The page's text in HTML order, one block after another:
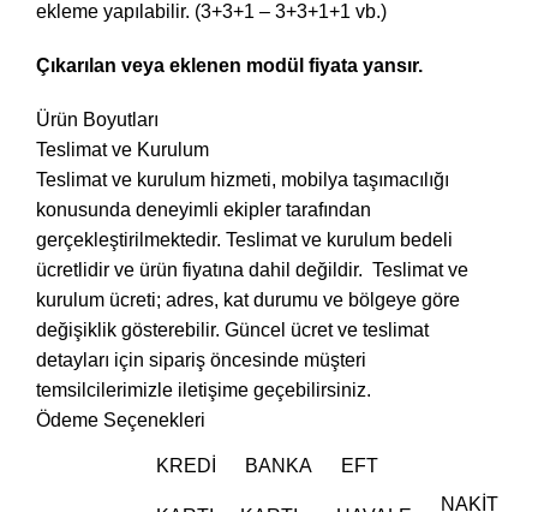
ekleme yapılabilir. (3+3+1 – 3+3+1+1 vb.)
Çıkarılan veya eklenen modül fiyata yansır.
Ürün Boyutları
Teslimat ve Kurulum
Teslimat ve kurulum hizmeti, mobilya taşımacılığı
konusunda deneyimli ekipler tarafından
gerçekleştirilmektedir. Teslimat ve kurulum bedeli
ücretlidir ve ürün fiyatına dahil değildir. ‎ Teslimat ve
kurulum ücreti; adres, kat durumu ve bölgeye göre
değişiklik gösterebilir. Güncel ücret ve teslimat
detayları için sipariş öncesinde müşteri
temsilcilerimizle iletişime geçebilirsiniz.
Ödeme Seçenekleri
KREDI BANKA EFT
NAKIT